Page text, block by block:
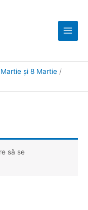
Menu
și 8 Martie
să se